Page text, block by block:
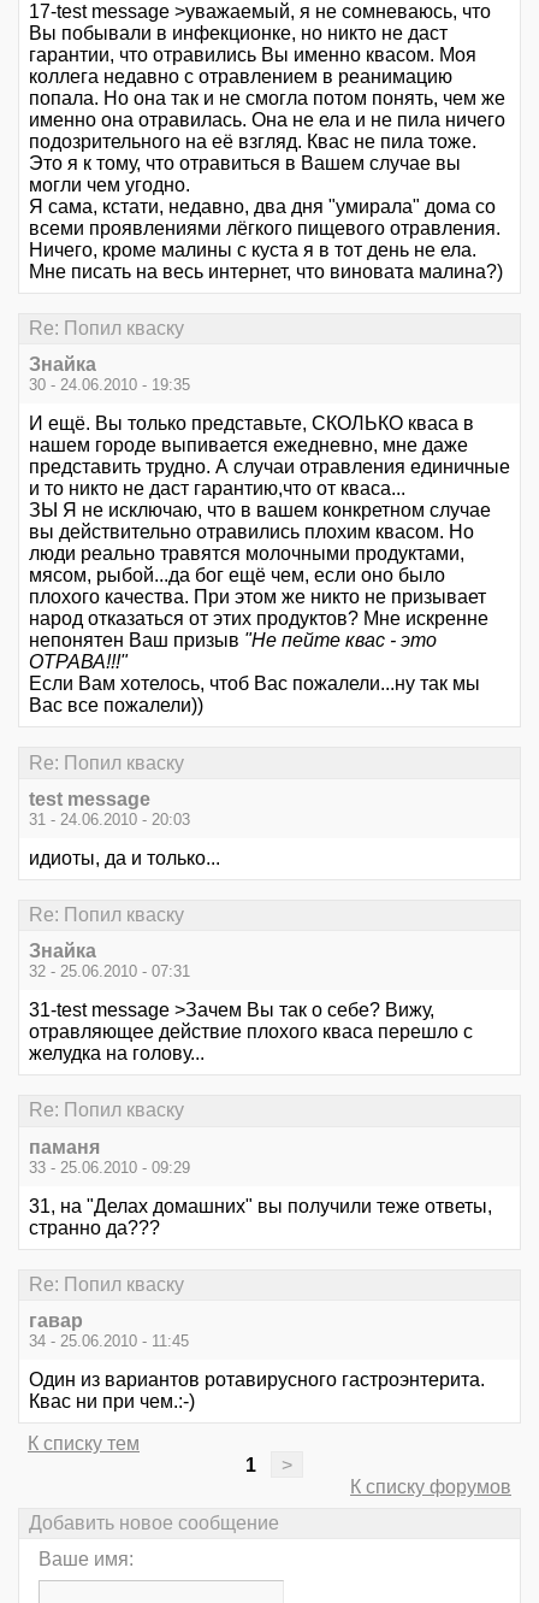
17-test message >уважаемый, я не сомневаюсь, что
Вы побывали в инфекционке, но никто не даст
гарантии, что отравились Вы именно квасом. Моя
коллега недавно с отравлением в реанимацию
попала. Но она так и не смогла потом понять, чем же
именно она отравилась. Она не ела и не пила ничего
подозрительного на её взгляд. Квас не пила тоже.
Это я к тому, что отравиться в Вашем случае вы
могли чем угодно.
Я сама, кстати, недавно, два дня "умирала" дома со
всеми проявлениями лёгкого пищевого отравления.
Ничего, кроме малины с куста я в тот день не ела.
Мне писать на весь интернет, что виновата малина?)
Re: Попил кваску
Знайка
30 - 24.06.2010 - 19:35
И ещё. Вы только представьте, СКОЛЬКО кваса в
нашем городе выпивается ежедневно, мне даже
представить трудно. А случаи отравления единичные
и то никто не даст гарантию,что от кваса...
ЗЫ Я не исключаю, что в вашем конкретном случае
вы действительно отравились плохим квасом. Но
люди реально травятся молочными продуктами,
мясом, рыбой...да бог ещё чем, если оно было
плохого качества. При этом же никто не призывает
народ отказаться от этих продуктов? Мне искренне
непонятен Ваш призыв "Не пейте квас - это
ОТРАВА!!!"
Если Вам хотелось, чтоб Вас пожалели...ну так мы
Вас все пожалели))
Re: Попил кваску
test message
31 - 24.06.2010 - 20:03
идиоты, да и только...
Re: Попил кваску
Знайка
32 - 25.06.2010 - 07:31
31-test message >Зачем Вы так о себе? Вижу,
отравляющее действие плохого кваса перешло с
желудка на голову...
Re: Попил кваску
паманя
33 - 25.06.2010 - 09:29
31, на "Делах домашних" вы получили теже ответы,
странно да???
Re: Попил кваску
гавар
34 - 25.06.2010 - 11:45
Один из вариантов ротавирусного гастроэнтерита.
Квас ни при чем.:-)
К списку тем
1
>
К списку форумов
Добавить новое сообщение
Ваше имя: